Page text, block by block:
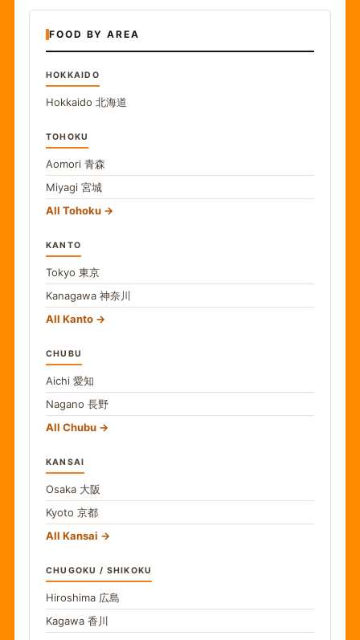
FOOD BY AREA
HOKKAIDO
Hokkaido 北海道
TOHOKU
Aomori 青森
Miyagi 宮城
All Tohoku
KANTO
Tokyo 東京
Kanagawa 神奈川
All Kanto
CHUBU
Aichi 愛知
Nagano 長野
All Chubu
KANSAI
Osaka 大阪
Kyoto 京都
All Kansai
CHUGOKU / SHIKOKU
Hiroshima 広島
Kagawa 香川